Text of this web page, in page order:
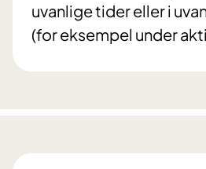
uvanlige tider eller i
(for eksempel under